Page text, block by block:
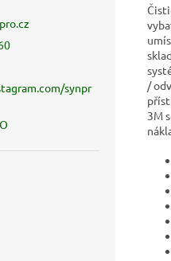
synpr
/
3M